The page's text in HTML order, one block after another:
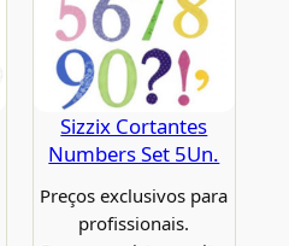
Sizzix Cortantes
Numbers Set 5Un.
Preços exclusivos para
profissionais.